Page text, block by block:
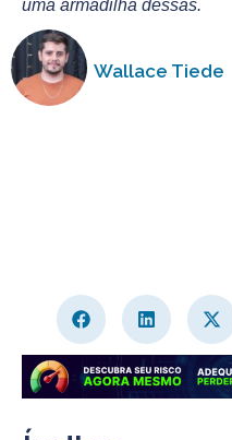
uma armadilha dessas.
Wallace Tiede